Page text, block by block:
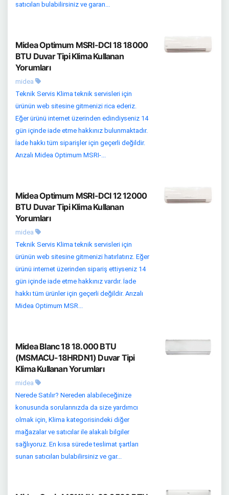
satıcıları bulabilirsiniz ve garan...
Midea Optimum MSRI-DCI 18 18000
BTU Duvar Tipi Klima Kullanan
Yorumları
midea
Teknik Servis Klima teknik servisleri için
ürünün web sitesine gitmenizi rica ederiz.
Eğer ürünü internet üzerinden edindiyseniz 14
gün içinde iade etme hakkınız bulunmaktadır.
İade hakkı tüm siparişler için geçerli değildir.
Arızalı Midea Optimum MSRI-...
Midea Optimum MSRI-DCI 12 12000
BTU Duvar Tipi Klima Kullanan
Yorumları
midea
Teknik Servis Klima teknik servisleri için
ürünün web sitesine gitmenizi hatırlatırız. Eğer
ürünü internet üzerinden sipariş ettiyseniz 14
gün içinde iade etme hakkınız vardır. İade
hakkı tüm ürünler için geçerli değildir. Arızalı
Midea Optimum MSR...
Midea Blanc 18 18.000 BTU
(MSMACU-18HRDN1) Duvar Tipi
Klima Kullanan Yorumları
midea
Nerede Satılır? Nereden alabileceğinize
konusunda sorularınızda da size yardımcı
olmak için, Klima kategorisindeki diğer
mağazalar ve satıcılar ile alakalı bilgiler
sağlıyoruz. En kısa sürede teslimat şartları
sunan satıcıları bulabilirsiniz ve gar...